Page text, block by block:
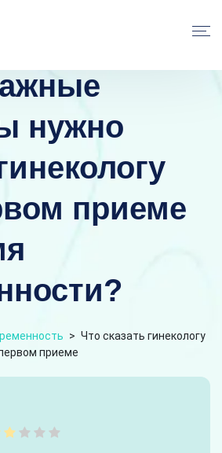
нужно
приеме
> Что сказать гинекологу
приеме